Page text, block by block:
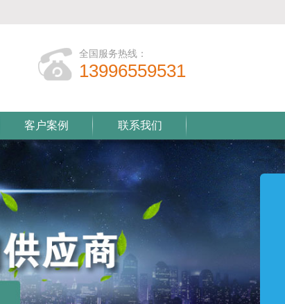
全国服务热线：
13996559531
客户案例 联系我们